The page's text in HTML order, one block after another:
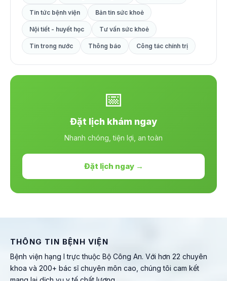
Tin tức bệnh viện Bản tin sức khoẻ
Nội tiết - huyết học Tư vấn sức khoẻ
Tin trong nước Thông báo Công tác chính trị
📅
Đặt lịch khám ngay
Nhanh chóng, tiện lợi, an toàn
Đặt lịch ngay →
THÔNG TIN BỆNH VIỆN
Bệnh viện hạng I trực thuộc Bộ Công An. Với hơn 22 chuyên
khoa và 200+ bác sĩ chuyên môn cao, chúng tôi cam kết